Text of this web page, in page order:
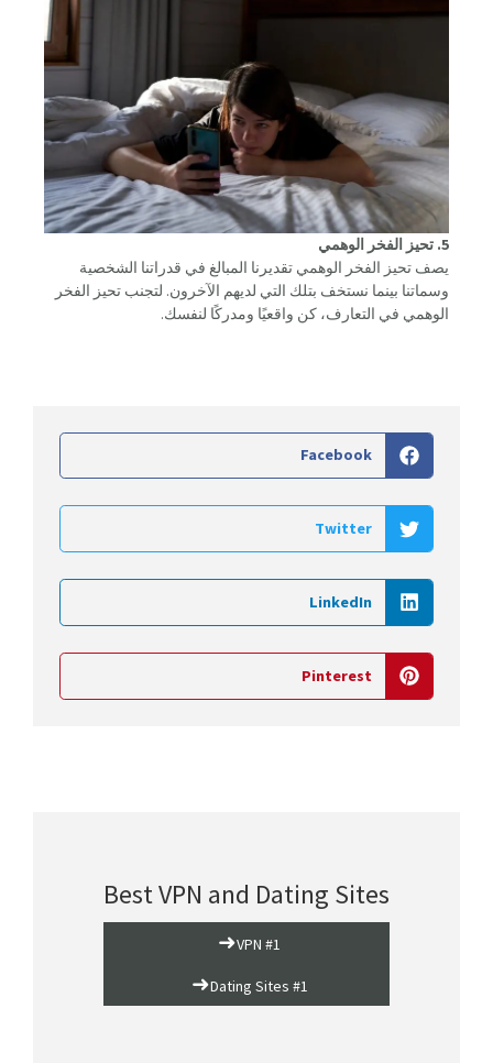
5. تحيز الفخر الوهمي
يصف تحيز الفخر الوهمي تقديرنا المبالغ في قدراتنا الشخصية
وسماتنا بينما نستخف بتلك التي لديهم الآخرون. لتجنب تحيز الفخر
الوهمي في التعارف، كن واقعيًا ومدركًا لنفسك.
Facebook
Twitter
LinkedIn
Pinterest
Best VPN and Dating Sites
VPN #1
➜
Dating Sites #1
➜